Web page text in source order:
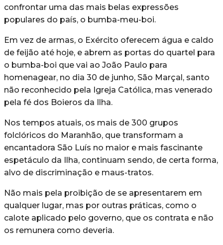
confrontar uma das mais belas expressões
populares do país, o bumba-meu-boi.
Em vez de armas, o Exército oferecem água e caldo
de feijão até hoje, e abrem as portas do quartel para
o bumba-boi que vai ao João Paulo para
homenagear, no dia 30 de junho, São Marçal, santo
não reconhecido pela Igreja Católica, mas venerado
pela fé dos Boieros da Ilha.
Nos tempos atuais, os mais de 300 grupos
folclóricos do Maranhão, que transformam a
encantadora São Luís no maior e mais fascinante
espetáculo da Ilha, continuam sendo, de certa forma,
alvo de discriminação e maus-tratos.
Não mais pela proibição de se apresentarem em
qualquer lugar, mas por outras práticas, como o
calote aplicado pelo governo, que os contrata e não
os remunera como deveria.